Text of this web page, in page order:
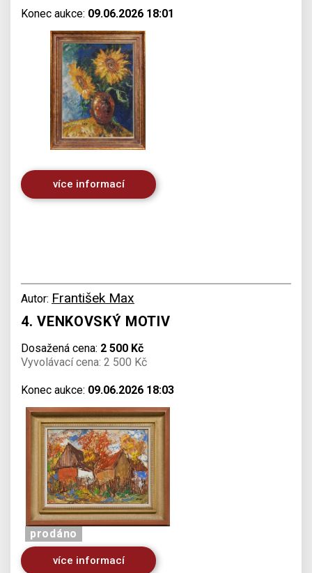
Konec aukce: 09.06.2026 18:01
více informací
Autor: František Max
4. VENKOVSKÝ MOTIV
Dosažená cena: 2 500 Kč
Vyvolávací cena: 2 500 Kč
Konec aukce: 09.06.2026 18:03
prodáno
více informací